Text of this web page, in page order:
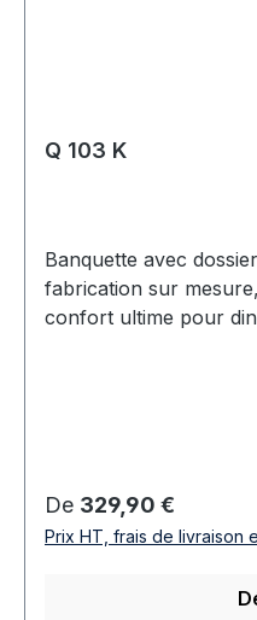
Q 103 K
Banquette avec
fabrication sur
confort ultime pour
Prix régulier :
De 329,90 €
Prix HT, frais de livraison